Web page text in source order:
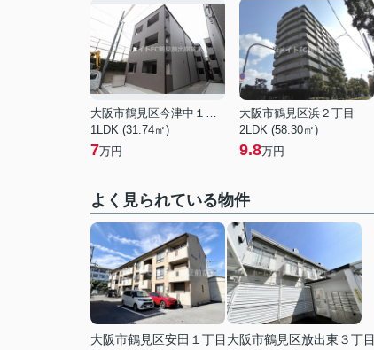
大阪市鶴見区今津中１丁目
1LDK (31.74㎡)
7万円
大阪市鶴見区浜２丁目
2LDK (58.30㎡)
9.8万円
よく見られている物件
大阪市鶴見区安田１丁目 大阪市鶴見区放出東３丁目